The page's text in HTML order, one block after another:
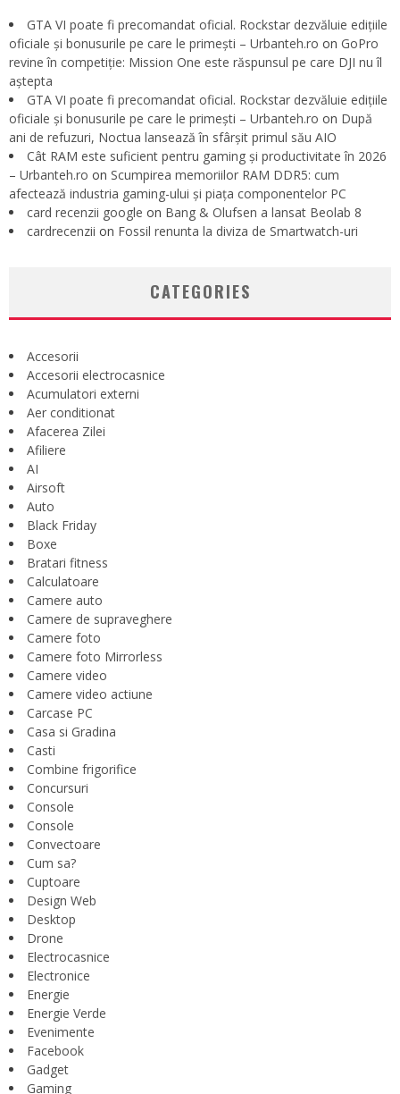
GTA VI poate fi precomandat oficial. Rockstar dezvăluie edițiile
oficiale și bonusurile pe care le primești – Urbanteh.ro on GoPro
revine în competiție: Mission One este răspunsul pe care DJI nu îl
aștepta
GTA VI poate fi precomandat oficial. Rockstar dezvăluie edițiile
oficiale și bonusurile pe care le primești – Urbanteh.ro on După
ani de refuzuri, Noctua lansează în sfârșit primul său AIO
Cât RAM este suficient pentru gaming și productivitate în 2026
– Urbanteh.ro on Scumpirea memoriilor RAM DDR5: cum
afectează industria gaming-ului și piața componentelor PC
card recenzii google on Bang & Olufsen a lansat Beolab 8
cardrecenzii on Fossil renunta la diviza de Smartwatch-uri
CATEGORIES
Accesorii
Accesorii electrocasnice
Acumulatori externi
Aer conditionat
Afacerea Zilei
Afiliere
AI
Airsoft
Auto
Black Friday
Boxe
Bratari fitness
Calculatoare
Camere auto
Camere de supraveghere
Camere foto
Camere foto Mirrorless
Camere video
Camere video actiune
Carcase PC
Casa si Gradina
Casti
Combine frigorifice
Concursuri
Console
Console
Convectoare
Cum sa?
Cuptoare
Design Web
Desktop
Drone
Electrocasnice
Electronice
Energie
Energie Verde
Evenimente
Facebook
Gadget
Gaming